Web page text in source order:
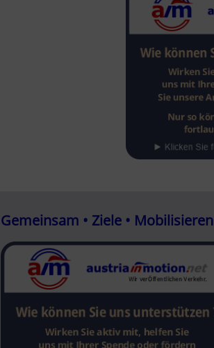
Gemeinsam • Ziele • Mobilisieren